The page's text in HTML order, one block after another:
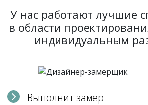
У нас работают лучшие
в области
индивидуальным
Выполнит замер